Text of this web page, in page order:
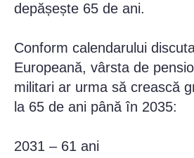
depășește 65 de ani.
Conform calendarului
Europeană, vârsta de
militari ar urma să crească
la 65 de ani până în 2035:
2031 – 61 ani